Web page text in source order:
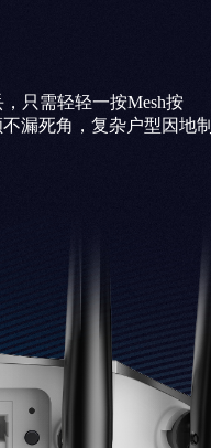
只需轻轻一按Mesh按
漏死角，复杂户型因地制